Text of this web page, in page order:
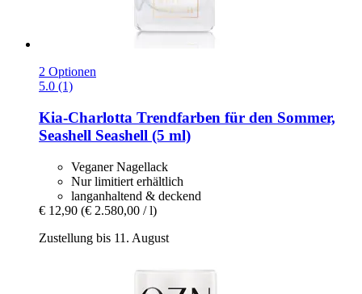
2 Optionen
5.0 (1)
Kia-Charlotta Trendfarben für den Sommer,
Seashell Seashell (5 ml)
Veganer Nagellack
Nur limitiert erhältlich
langanhaltend & deckend
€ 12,90 (€ 2.580,00 / l)
Zustellung bis 11. August